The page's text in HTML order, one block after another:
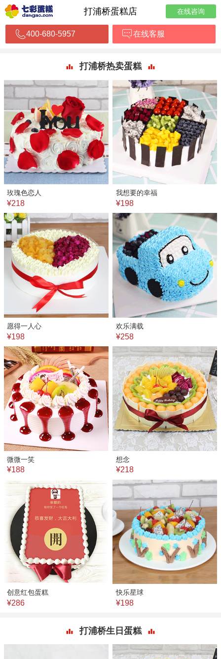
打浦桥蛋糕店 在线咨询
400-680-5957 在线客服
打浦桥热卖蛋糕
玫瑰色恋人
¥218
我想要的幸福
¥198
愿得一人心
¥198
欢乐满载
¥258
微微一笑
¥188
想念
¥218
创意红包蛋糕
¥286
快乐星球
¥198
打浦桥生日蛋糕